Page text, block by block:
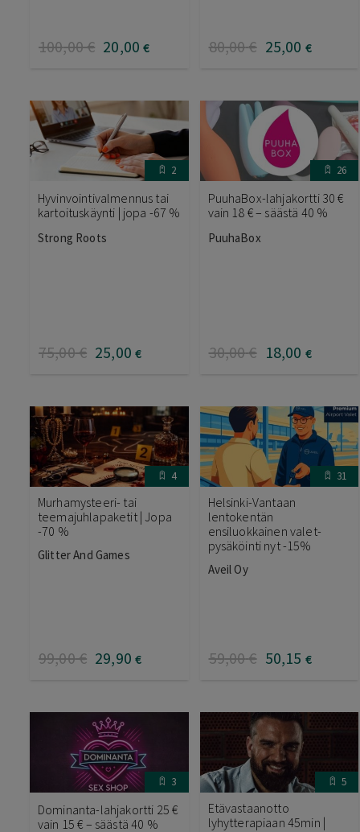
100,00€ 20,00 € 80,00€ 25,00 €
2
Hyvinvointivalmennus tai
kartoituskäynti | jopa -67 %
Strong Roots
75,00€ 25,00 €
26
PuuhaBox-lahjakortti 30 €
vain 18 € – säästä 40 %
PuuhaBox
30,00€ 18,00 €
4
Murhamysteeri- tai
teemajuhlapaketit | Jopa
-70 %
Glitter And Games
99,00€ 29,90 €
31
Helsinki-Vantaan
lentokentän
ensiluokkainen valet-
pysäköinti nyt -15%
Aveil Oy
59,00€ 50,15 €
3
Dominanta-lahjakortti 25 €
vain 15 € – säästä 40 %
5
Etävastaanotto
lyhytterapiaan 45min |